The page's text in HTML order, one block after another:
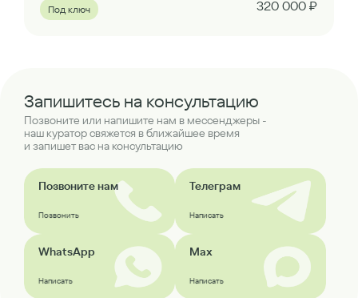
Под ключ 320 000 ₽
Запишитесь на консультацию
Позвоните или напишите нам в мессенджеры -
наш куратор свяжется в ближайшее время
и запишет вас на консультацию
Позвоните нам
Позвонить
Телеграм
Написать
WhatsApp
Написать
Max
Написать